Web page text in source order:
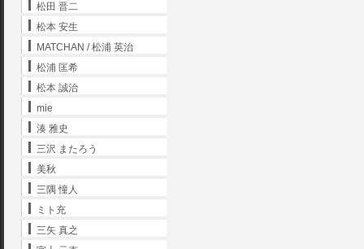
松田 晋二
松本 安生
MATCHAN / 松浦 英治
松浦 匡希
松本 誠治
mie
湊 雅史
三沢 またろう
美秋
三隅 憧人
ミト充
三矢 真之